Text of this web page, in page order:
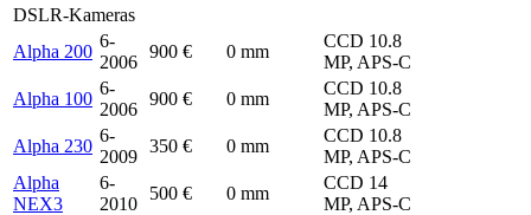
DSLR-Kameras
Alpha 200
6-
2006
900 € 0 mm
CCD 10.8
MP, APS-C
Alpha 100
6-
2006
900 € 0 mm
CCD 10.8
MP, APS-C
Alpha 230
6-
2009
350 € 0 mm
CCD 10.8
MP, APS-C
Alpha
NEX3
6-
2010
500 € 0 mm
CCD 14
MP, APS-C